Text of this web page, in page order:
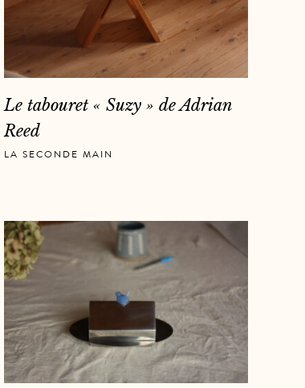
Le tabouret « Suzy » de Adrian
Reed
LA SECONDE MAIN